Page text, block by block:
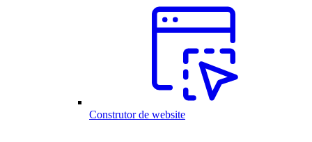
Construtor de website